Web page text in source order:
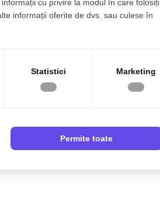
cu privire la modul în care folosiți
informații oferite de dvs. sau culese în
Statistici Marketing
Permite toate